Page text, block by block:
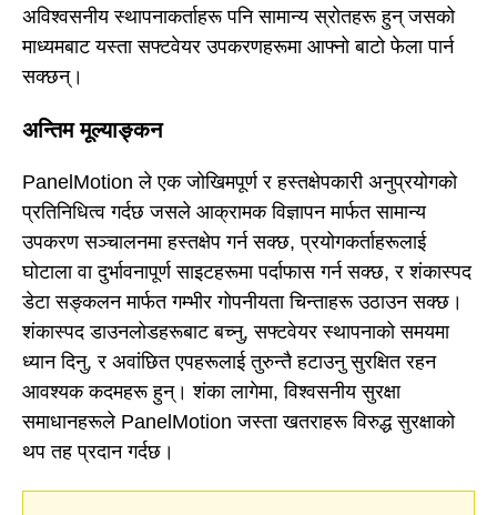
अविश्वसनीय स्थापनाकर्ताहरू पनि सामान्य स्रोतहरू हुन् जसको
माध्यमबाट यस्ता सफ्टवेयर उपकरणहरूमा आफ्नो बाटो फेला पार्न
सक्छन्।
अन्तिम मूल्याङ्कन
PanelMotion ले एक जोखिमपूर्ण र हस्तक्षेपकारी अनुप्रयोगको
प्रतिनिधित्व गर्दछ जसले आक्रामक विज्ञापन मार्फत सामान्य
उपकरण सञ्चालनमा हस्तक्षेप गर्न सक्छ, प्रयोगकर्ताहरूलाई
घोटाला वा दुर्भावनापूर्ण साइटहरूमा पर्दाफास गर्न सक्छ, र शंकास्पद
डेटा सङ्कलन मार्फत गम्भीर गोपनीयता चिन्ताहरू उठाउन सक्छ।
शंकास्पद डाउनलोडहरूबाट बच्नु, सफ्टवेयर स्थापनाको समयमा
ध्यान दिनु, र अवांछित एपहरूलाई तुरुन्तै हटाउनु सुरक्षित रहन
आवश्यक कदमहरू हुन्। शंका लागेमा, विश्वसनीय सुरक्षा
समाधानहरूले PanelMotion जस्ता खतराहरू विरुद्ध सुरक्षाको
थप तह प्रदान गर्दछ।